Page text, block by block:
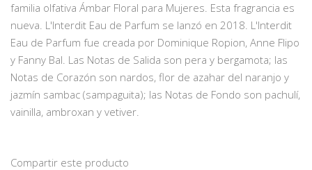
familia olfativa Ámbar Floral para Mujeres. Esta fragrancia es
nueva. L'Interdit Eau de Parfum se lanzó en 2018. L'Interdit
Eau de Parfum fue creada por Dominique Ropion, Anne Flipo
y Fanny Bal. Las Notas de Salida son pera y bergamota; las
Notas de Corazón son nardos, flor de azahar del naranjo y
jazmín sambac (sampaguita); las Notas de Fondo son pachulí,
vainilla, ambroxan y vetiver.
Compartir este producto